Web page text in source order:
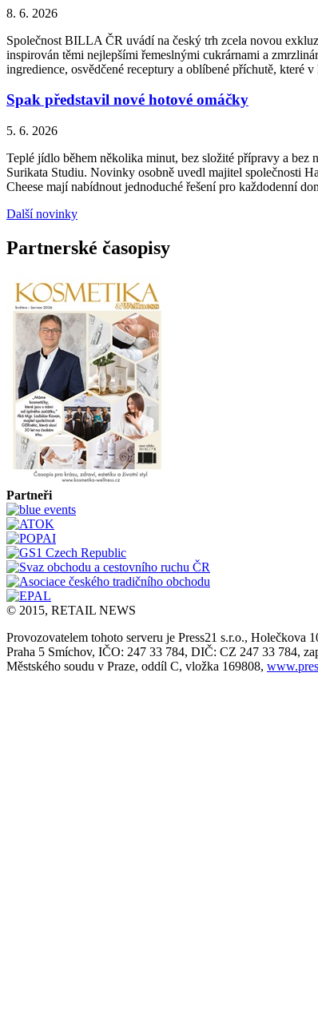
8. 6. 2026
Společnost BILLA ČR uvádí na český trh zcela novou
inspirován těmi nejlepšími řemeslnými cukrárnami a
ingredience, osvědčené receptury a oblíbené příchutě, které
Spak představil nové hotové omáčky
5. 6. 2026
Teplé jídlo během několika minut, bez složité přípravy a bez
Surikata Studiu. Novinky osobně uvedl majitel společnosti
Cheese mají nabídnout jednoduché řešení pro každodenní
Další novinky
Partnerské časopisy
Partneři
© 2015, RETAIL NEWS
Provozovatelem tohoto serveru je Press21 s.r.o., Holečkova
Praha 5 Smíchov, IČO: 247 33 784, DIČ: CZ 247 33 784,
Městského soudu v Praze, oddíl C, vložka 169808,